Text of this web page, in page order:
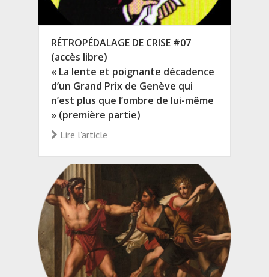
RÉTROPÉDALAGE DE CRISE #07
(accès libre)
« La lente et poignante décadence
d’un Grand Prix de Genève qui
n’est plus que l’ombre de lui-même
» (première partie)
Lire l'article